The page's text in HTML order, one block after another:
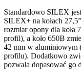
Standardowo SILEX
SILEX+ na kołach
rozmiar opony dla koła
profil), a koło 650B
42 mm w aluminiowym
profilu). Dodatkowo
pozwala dopasować go